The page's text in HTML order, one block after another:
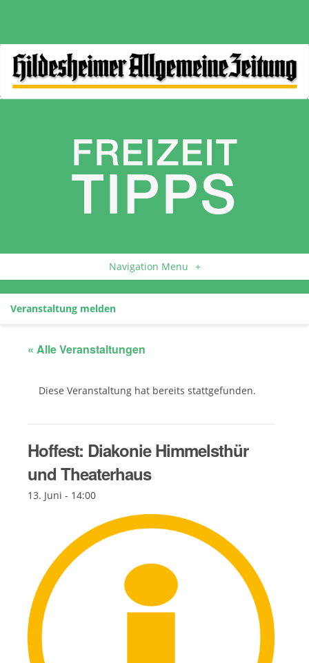
Navigation Menu +
Veranstaltung melden
« Alle Veranstaltungen
Diese Veranstaltung hat bereits stattgefunden.
Hoffest: Diakonie Himmelsthür
und Theaterhaus
13. Juni - 14:00